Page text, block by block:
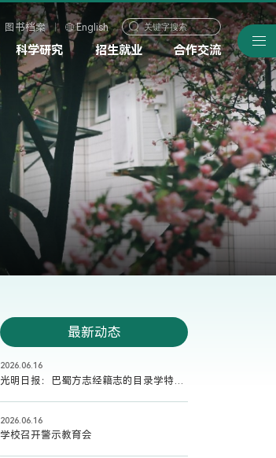
图书档案 English
科学研究 招生就业 合作交流
最新动态
2026.06.16
2026.06.16
学校召开警示教育会